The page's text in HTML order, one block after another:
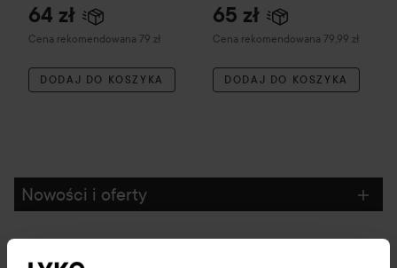
64 zł
Cena rekomendowana 79 zł
Zalecana cena 79 zł
DODAJ DO KOSZYKA
65 zł
Cena rekomendowana 79,99 zł
Zalecana cena 79,99 zł
DODAJ DO KOSZYKA
Nowości i oferty